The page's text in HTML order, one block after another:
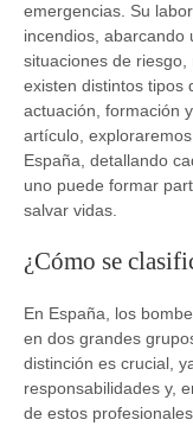
emergencias. Su
incendios, abarcando
situaciones de
existen distintos tipos
actuación, formación
artículo,
España, detallando
uno puede formar
salvar vidas.
¿Cómo se
En España, los
en dos grandes
distinción es crucial,
responsabilidades y,
de estos profesionales.